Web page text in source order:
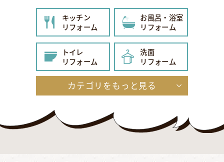
キッチン
リフォーム
お風呂・浴室
リフォーム
トイレ
リフォーム
洗面
リフォーム
給湯器
リフォーム
内装
リフォーム
玄関
リフォーム
エクステリア
リフォーム
外壁・屋根
その他
カテゴリをもっと見る